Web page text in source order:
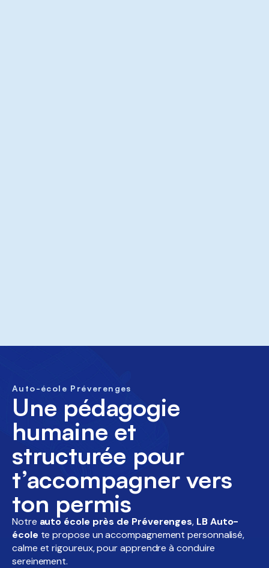
Auto-école Préverenges
Une pédagogie
humaine et
structurée pour
t’accompagner vers
ton permis
Notre auto école près de Préverenges, LB Auto-
école te propose un accompagnement personnalisé,
calme et rigoureux, pour apprendre à conduire
sereinement.